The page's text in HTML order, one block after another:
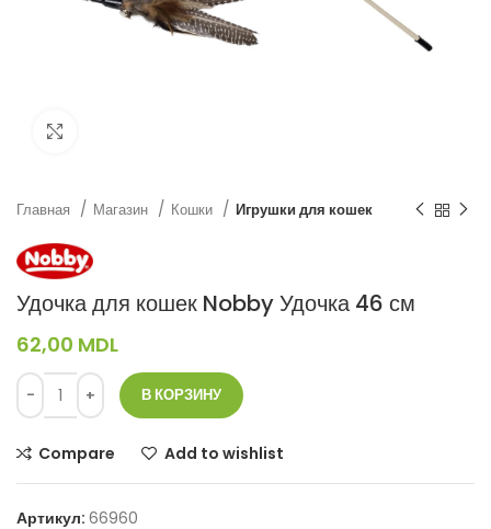
Главная Магазин Кошки Игрушки для кошек
Удочка для кошек Nobby Удочка 46 см
62,00 MDL
В КОРЗИНУ
Compare Add to wishlist
Артикул: 66960